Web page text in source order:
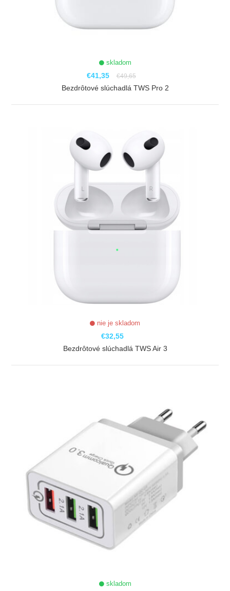
skladom
€41,35 €49,65
Bezdrôtové slúchadlá TWS Pro 2
nie je skladom
€32,55
Bezdrôtové slúchadlá TWS Air 3
skladom